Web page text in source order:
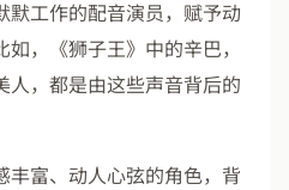
默工作的配音演员，赋予动
，《狮子王》中的辛巴，
人，都是由这些声音背后的
丰富、动人心弦的角色，背